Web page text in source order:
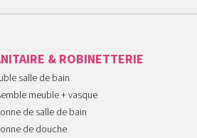
& ROBINETTERIE
salle de bain
meuble + vasque
de salle de bain
de douche